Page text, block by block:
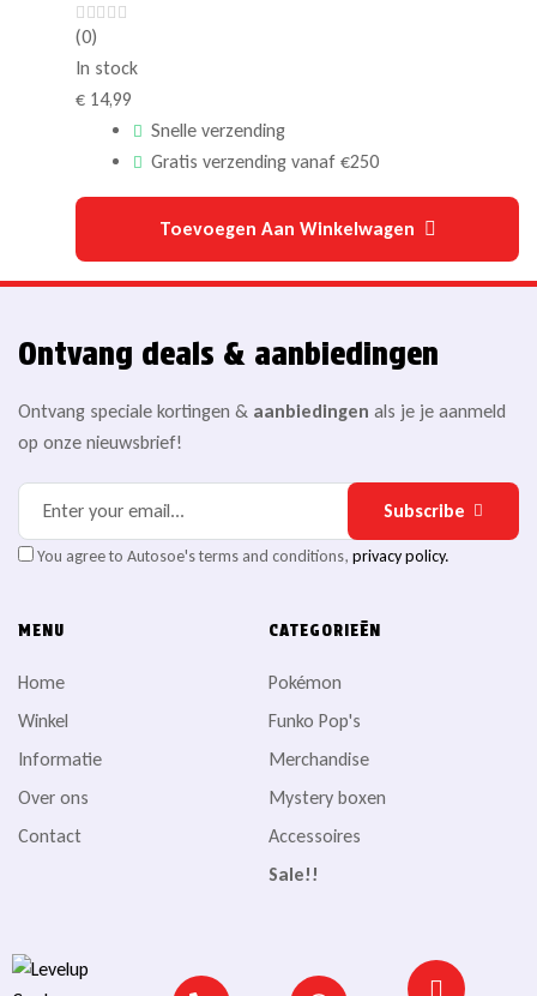
(0)
In stock
€ 14,99
Snelle verzending
Gratis verzending vanaf €250
Toevoegen Aan Winkelwagen
Ontvang deals & aanbiedingen
Ontvang speciale kortingen & aanbiedingen als je je aanmeld
op onze nieuwsbrief!
Subscribe
You agree to Autosoe's terms and conditions, privacy policy.
MENU
Home
Winkel
Informatie
Over ons
Contact
CATEGORIEËN
Pokémon
Funko Pop's
Merchandise
Mystery boxen
Accessoires
Sale!!